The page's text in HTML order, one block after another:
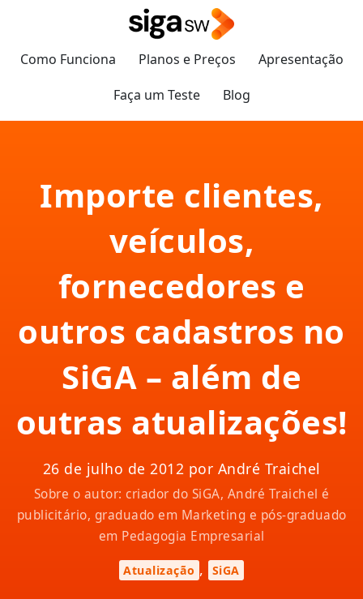
Como Funciona Planos e Preços
Apresentação
Faça um Teste
Blog
Importe clientes,
veículos,
fornecedores e
outros cadastros no
SiGA – além de
outras atualizações!
26 de julho de 2012 por André Traichel
Sobre o autor: criador do SiGA, André Traichel é
publicitário, graduado em Marketing e pós-graduado
em Pedagogia Empresarial
Atualização , SiGA